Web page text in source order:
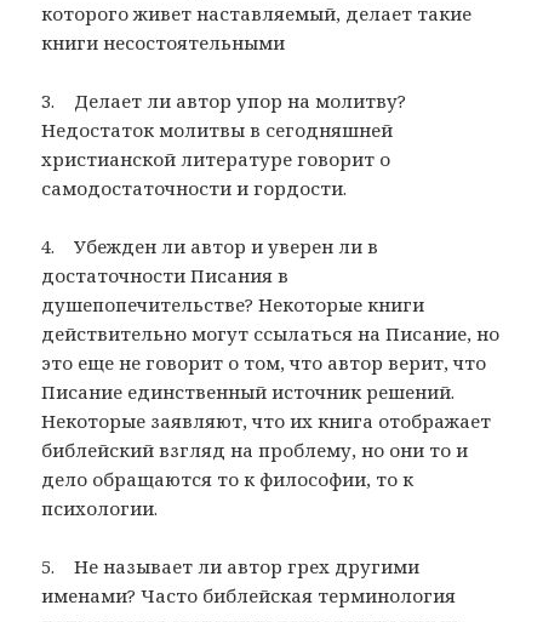
которого живет наставляемый, делает такие
книги несостоятельными
3. Делает ли автор упор на молитву?
Недостаток молитвы в сегодняшней
христианской литературе говорит о
самодостаточности и гордости.
4. Убежден ли автор и уверен ли в
достаточности Писания в
душепопечительстве? Некоторые книги
действительно могут ссылаться на Писание, но
это еще не говорит о том, что автор верит, что
Писание единственный источник решений.
Некоторые заявляют, что их книга отображает
библейский взгляд на проблему, но они то и
дело обращаются то к философии, то к
психологии.
5. Не называет ли автор грех другими
именами? Часто библейская терминология